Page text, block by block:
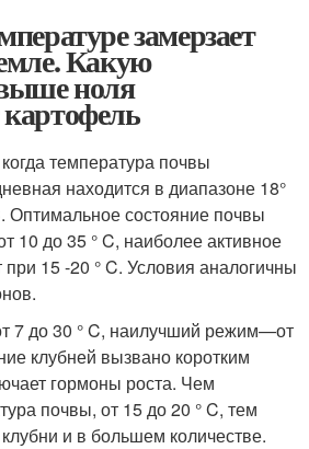
замерзает
Какую
ноля
температура почвы
находится в диапазоне 18°
Оптимальное состояние почвы
10 до 35 ° C, наиболее активное
при 15 -20 ° C. Условия аналогичны
7 до 30 ° C, наилучший режим—от
клубней вызвано коротким
гормоны роста. Чем
почвы, от 15 до 20 ° C, тем
и в большем количестве.